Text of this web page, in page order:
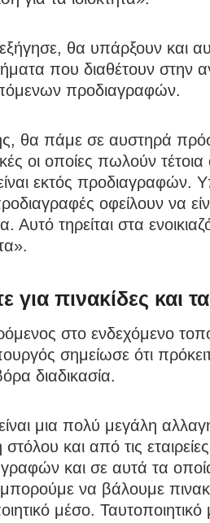
θα υπάρξουν και
που διαθέτουν στην
προδιαγραφών.
θα πάμε σε αυστηρά
οι οποίες πωλούν
εκτός προδιαγραφών.
οφείλουν να
Αυτό τηρείται στα
για πινακίδες και
στο ενδεχόμενο
σημείωσε ότι
διαδικασία.
μια πολύ μεγάλη
και από τις
και σε αυτά τα
να βάλουμε
μέσο.